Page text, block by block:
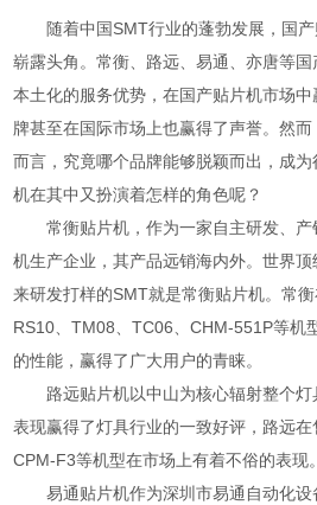
随着中国SMT行业的蓬勃发展，国产
崭露头角。常衡、路远、易通、亦唐等
本土化的服务优势，在国产贴片机市场
牌甚至在国际市场上也赢得了声誉。然
而言，究竟哪个品牌能够脱颖而出，成
机在其中又扮演着怎样的角色呢？
常衡贴片机，作为一家自主研发、产
机生产企业，其产品远销海内外。世界
来研发打样的SMT就是常衡贴片机。常衡
RS10、TM08、TC06、CHM-551P等机
的性能，赢得了广大用户的青睐。
路远贴片机以中山为核心辐射整个灯
表现赢得了灯具行业的一致好评，路远在
CPM-F3等机型在市场上有着不俗的表现。
易通贴片机作为深圳市易通自动化设